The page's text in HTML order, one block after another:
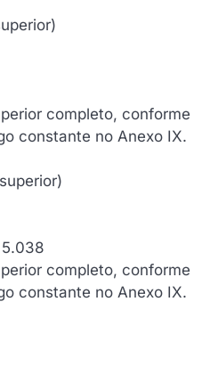
completo, conforme
constante no Anexo IX.
5.038
completo, conforme
constante no Anexo IX.